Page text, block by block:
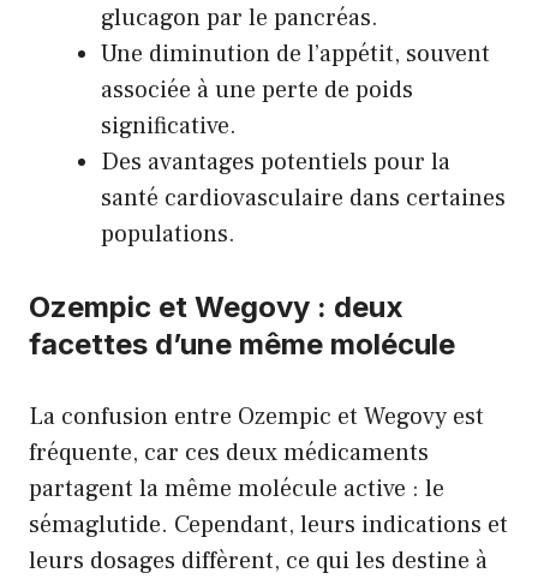
glucagon par le pancréas.
Une diminution de l’appétit, souvent
associée à une perte de poids
significative.
Des avantages potentiels pour la
santé cardiovasculaire dans certaines
populations.
Ozempic et Wegovy : deux
facettes d’une même molécule
La confusion entre Ozempic et Wegovy est
fréquente, car ces deux médicaments
partagent la même molécule active : le
sémaglutide. Cependant, leurs indications et
leurs dosages diffèrent, ce qui les destine à